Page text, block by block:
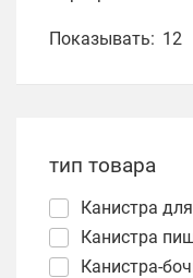
Показывать: 12
тип товара
Канистра
Канистра
Канистра-